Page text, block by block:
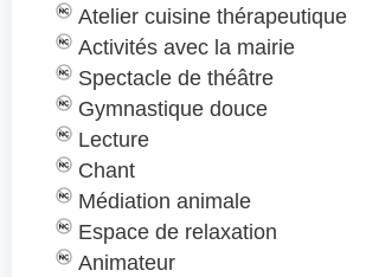
Atelier cuisine thérapeutique
Activités avec la mairie
Spectacle de théâtre
Gymnastique douce
Lecture
Chant
Médiation animale
Espace de relaxation
Animateur